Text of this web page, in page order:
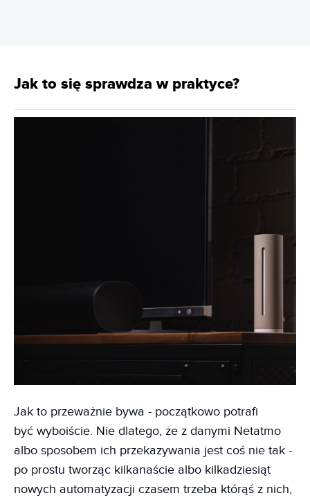
Jak to się sprawdza w praktyce?
Jak to przeważnie bywa - początkowo potrafi
być wyboiście. Nie dlatego, że z danymi Netatmo
albo sposobem ich przekazywania jest coś nie tak -
po prostu tworząc kilkanaście albo kilkadziesiąt
nowych automatyzacji czasem trzeba którąś z nich,